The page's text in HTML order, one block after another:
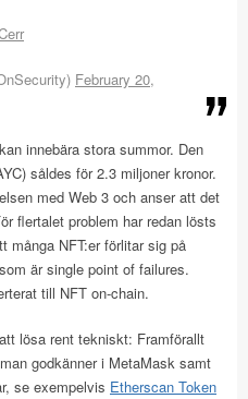
February 20,
innebära stora summor. Den
såldes för 2.3 miljoner kronor.
med Web 3 och anser att det
flertalet problem har redan lösts
många NFT:er förlitar sig på
är single point of failures.
till NFT on-chain.
lösa rent tekniskt: Framförallt
godkänner i MetaMask samt
se exempelvis Etherscan Token